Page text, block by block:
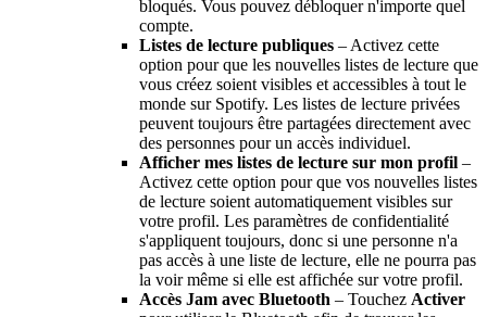
bloqués. Vous pouvez débloquer n'importe quel
compte.
Listes de lecture publiques – Activez cette
option pour que les nouvelles listes de lecture que
vous créez soient visibles et accessibles à tout le
monde sur Spotify. Les listes de lecture privées
peuvent toujours être partagées directement avec
des personnes pour un accès individuel.
Afficher mes listes de lecture sur mon profil –
Activez cette option pour que vos nouvelles listes
de lecture soient automatiquement visibles sur
votre profil. Les paramètres de confidentialité
s'appliquent toujours, donc si une personne n'a
pas accès à une liste de lecture, elle ne pourra pas
la voir même si elle est affichée sur votre profil.
Accès Jam avec Bluetooth – Touchez Activer